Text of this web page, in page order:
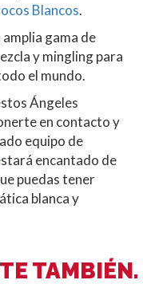
Blancos.
gama de
y mingling para
el mundo.
Ángeles
en contacto y
equipo de
encantado de
puedas tener
blanca y
TAMBIÉN.